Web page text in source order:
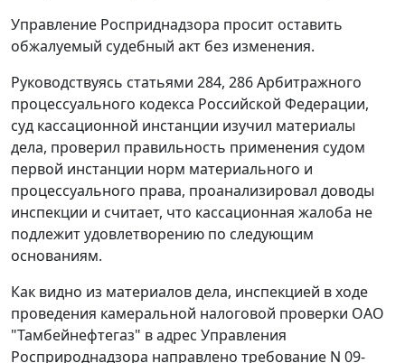
Управление Росприднадзора просит оставить
обжалуемый судебный акт без изменения.
Руководствуясь статьями 284, 286Арбитражного
процессуального кодекса Российской Федерации,
суд кассационной инстанции изучил материалы
дела, проверил правильность применения судом
первой инстанции норм материального и
процессуального права, проанализировал доводы
инспекции и считает, что кассационная жалоба не
подлежит удовлетворению по следующим
основаниям.
Как видно из материалов дела, инспекцией в ходе
проведения камеральной налоговой проверки ОАО
"Тамбейнефтегаз" в адрес Управления
Росприроднадзора направлено требование N 09-